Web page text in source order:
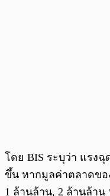
โดย BIS ระบุว่า แรงฉุ
ขึ้น หากมูลค่าตลาดขอ
1 ล้านล้าน, 2 ล้านล้า